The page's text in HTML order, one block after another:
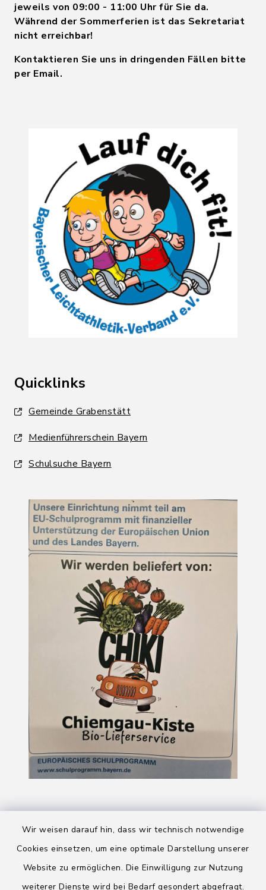
Wir weisen darauf hin, dass wir technisch notwendige
Cookies einsetzen, um eine optimale Darstellung unserer
Website zu ermöglichen. Die Einwilligung zur Nutzung
weiterer Dienste wird bei Bedarf gesondert abgefragt.
jeweils von 09:00 - 11:00 Uhr für Sie da.
Während der Sommerferien ist das Sekretariat
nicht erreichbar!
Kontaktieren Sie uns in dringenden Fällen bitte
per Email.
Quicklinks
Gemeinde Grabenstätt
Medienführerschein Bayern
Schulsuche Bayern